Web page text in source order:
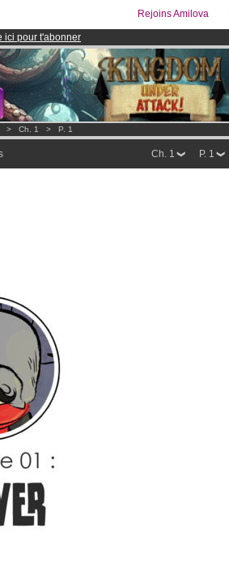
Rejoins Amilova
ici pour t'abonner
> Ch. 1 > P. 1
P. 1
Ch. 1